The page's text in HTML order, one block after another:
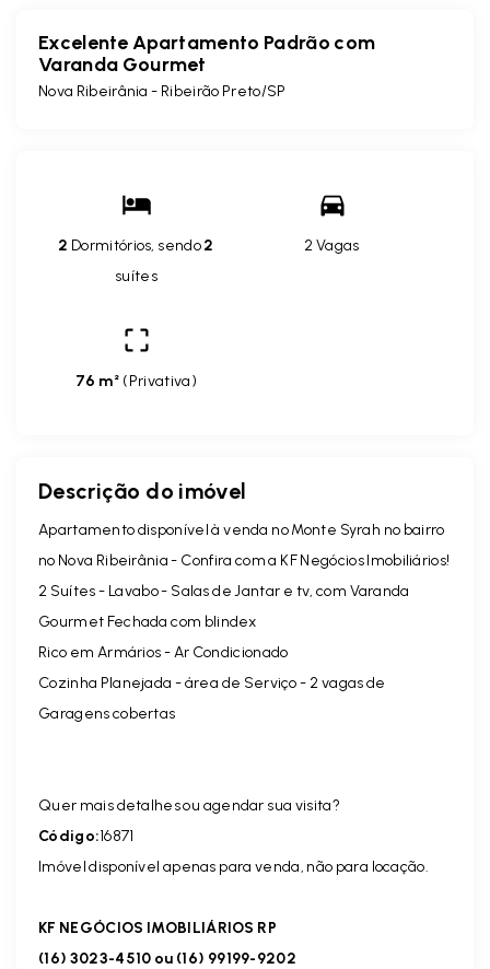
Excelente Apartamento Padrão com
Varanda Gourmet
Nova Ribeirânia - Ribeirão Preto/SP
2 Dormitórios, sendo2
suítes
2 Vagas
76 m² (Privativa)
Descrição do imóvel
Apartamento disponível à venda no Monte Syrah no bairro
no Nova Ribeirânia - Confira com a KF Negócios Imobiliários!
2 Suítes - Lavabo - Salas de Jantar e tv, com Varanda
Gourmet Fechada com blindex
Rico em Armários - Ar Condicionado
Cozinha Planejada - área de Serviço - 2 vagas de
Garagens cobertas
Quer mais detalhes ou agendar sua visita?
Código:16871
Imóvel disponível apenas para venda, não para locação.
KF NEGÓCIOS IMOBILIÁRIOS RP
(16) 3023-4510 ou (16) 99199-9202